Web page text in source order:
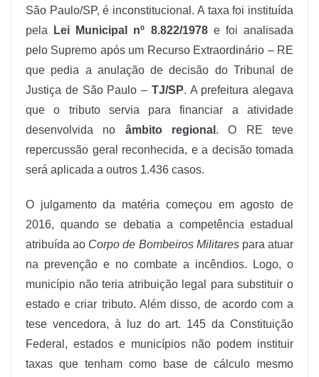
São Paulo/SP, é inconstitucional. A taxa foi instituída
pela
Lei Municipal nº 8.822/1978e foi analisada
pelo Supremo após um Recurso Extraordinário – RE
que pedia a anulação de decisão do Tribunal de
Justiça de São Paulo – TJ/SP. A prefeitura alegava
que o tributo servia para financiar a atividade
desenvolvida no âmbito regional . O RE teve
repercussão geral reconhecida, e a decisão tomada
será aplicada a outros 1.436 casos.
O julgamento da matéria começou em agosto de
2016, quando se debatia a competência estadual
atribuída ao Corpo de Bombeiros Militarespara atuar
na prevenção e no combate a incêndios. Logo, o
município não teria atribuição legal para substituir o
estado e criar tributo. Além disso, de acordo com a
tese vencedora, à luz do art. 145 da Constituição
Federal, estados e municípios não podem instituir
taxas que tenham como base de cálculo mesmo